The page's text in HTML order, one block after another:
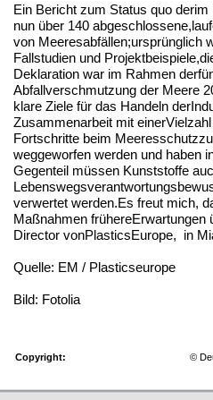
Ein Bericht zum Status quo
nun über 140
von Meeresabfällen;ursprünglich
Fallstudien und
Deklaration war im Rahmen
Abfallverschmutzung der Meere
klare Ziele für das Handeln
Zusammenarbeit mit
Fortschritte beim
weggeworfen werden und haben
Gegenteil müssen Kunststoffe
verwertet werden.Es freut mich,
Maßnahmen frühereErwartungen
Director vonPlasticsEurope, in
Quelle: EM / Plasticseurope
Bild: Fotolia
Copyright: ©